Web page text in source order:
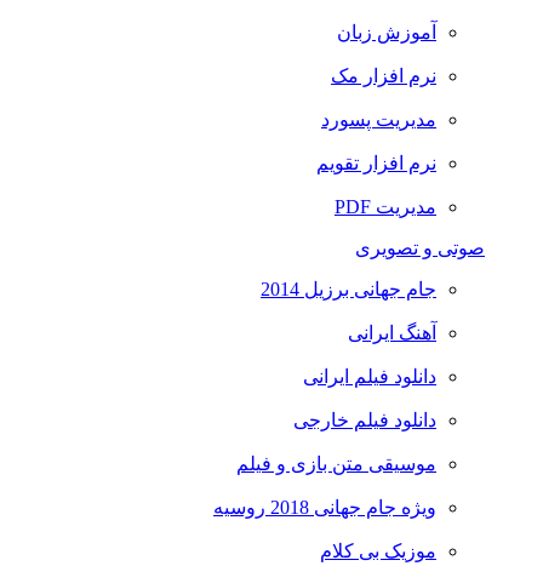
آموزش زبان
نرم افزار مک
مدیریت پسورد
نرم افزار تقویم
مدیریت PDF
صوتی و تصویری
جام جهانی برزیل 2014
آهنگ ایرانی
دانلود فیلم ایرانی
دانلود فیلم خارجی
موسیقی متن بازی و فیلم
ویژه جام جهانی 2018 روسیه
موزیک بی کلام